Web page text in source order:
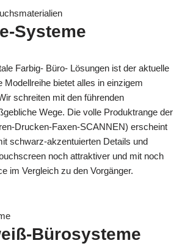
Systeme
Farbig- Büro- Lösungen ist der aktuelle
Modellreihe bietet alles in einzigem
schreiten mit den führenden
Wege. Die volle Produktrange der
Drucken-Faxen-SCANNEN) erscheint
schwarz-akzentuierten Details und
noch attraktiver und mit noch
im Vergleich zu den Vorgänger.
Bürosysteme